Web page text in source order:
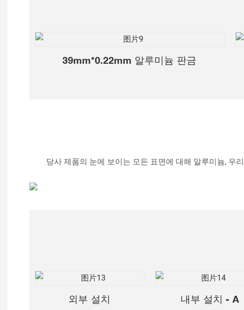
39mm*0.22mm 알루미늄 판금
당사 제품의 눈에 보이는 모든 표면에 대해 알루미늄, 우
외부 설치 내부 설치 - A